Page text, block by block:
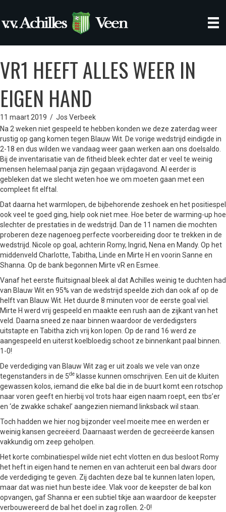
VR1 HEEFT ALLES WEER IN
EIGEN HAND
11 maart 2019 / Jos Verbeek
Na 2 weken niet gespeeld te hebben konden we deze zaterdag weer
rustig op gang komen tegen Blauw Wit. De vorige wedstrijd eindigde in
2-18 en dus wilden we vandaag weer gaan werken aan ons doelsaldo.
Bij de inventarisatie van de fitheid bleek echter dat er veel te weinig
mensen helemaal panja zijn gegaan vrijdagavond. Al eerder is
gebleken dat we slecht weten hoe we om moeten gaan met een
compleet fit elftal.
Dat daarna het warmlopen, de bijbehorende zeshoek en het positiespel
ook veel te goed ging, hielp ook niet mee. Hoe beter de warming-up hoe
slechter de prestaties in de wedstrijd. Dan de 11 namen die mochten
proberen deze nagenoeg perfecte voorbereiding door te trekken in de
wedstrijd. Nicole op goal, achterin Romy, Ingrid, Nena en Mandy. Op het
middenveld Charlotte, Tabitha, Linde en Mirte H en voorin Sanne en
Shanna. Op de bank begonnen Mirte vR en Esmee.
Vanaf het eerste fluitsignaal bleek al dat Achilles weinig te duchten had
van Blauw Wit en 95% van de wedstrijd speelde zich dan ook af op de
helft van Blauw Wit. Het duurde 8 minuten voor de eerste goal viel.
Mirte H werd vrij gespeeld en maakte een rush aan de zijkant van het
veld. Daarna sneed ze naar binnen waardoor de verdedigsters
uitstapte en Tabitha zich vrij kon lopen. Op de rand 16 werd ze
aangespeeld en uiterst koelbloedig schoot ze binnenkant paal binnen.
1-0!
De verdediging van Blauw Wit zag er uit zoals we vele van onze
tegenstanders in de 5de klasse kunnen omschrijven. Een uit de kluiten
gewassen kolos, iemand die elke bal die in de buurt komt een rotschop
naar voren geeft en hierbij vol trots haar eigen naam roept, een tbs’er
en ‘de zwakke schakel’ aangezien niemand linksback wil staan.
Toch hadden we hier nog bijzonder veel moeite mee en werden er
weinig kansen gecreëerd. Daarnaast werden de gecreëerde kansen
vakkundig om zeep geholpen.
Het korte combinatiespel wilde niet echt vlotten en dus besloot Romy
het heft in eigen hand te nemen en van achteruit een bal dwars door
de verdediging te geven. Zij dachten deze bal te kunnen laten lopen,
maar dat was niet hun beste idee. Vlak voor de keepster de bal kon
opvangen, gaf Shanna er een subtiel tikje aan waardoor de keepster
verbouwereerd de bal het doel in zag rollen. 2-0!